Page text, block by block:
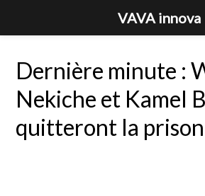
Dernière minute :
Nekiche et Kamel
quitteront la
VAVA innova